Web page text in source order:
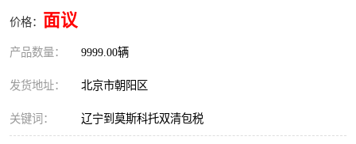
价格： 面议
产品数量： 9999.00辆
发货地址： 北京市朝阳区
关键词： 辽宁到莫斯科托双清包税